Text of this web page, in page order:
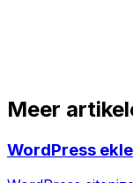
Meer
WordPress